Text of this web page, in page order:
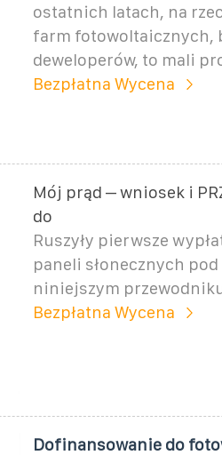
ostatnich latach, na
farm fotowoltaicznych,
deweloperów, to mali
Bezpłatna Wycena
Mój prąd – wniosek i
do
Ruszyły pierwsze
paneli słonecznych
niniejszym
Bezpłatna Wycena
Dofinansowanie do